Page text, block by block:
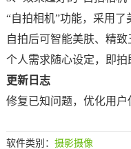
“自拍相机”功能，采用了
自拍后可智能美肤、精
个人需求随心设定，即拍
更新日志
修复已知问题，优化用户
软件类别： 摄影摄像